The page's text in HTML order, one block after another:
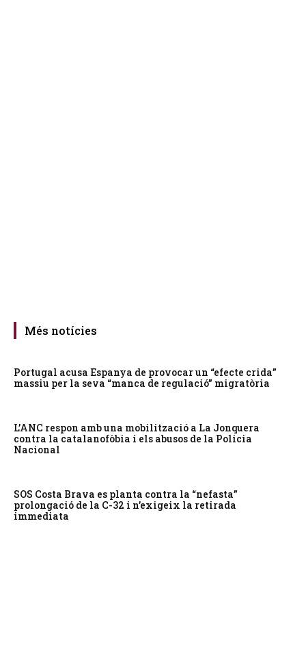
Més notícies
Portugal acusa Espanya de provocar un “efecte crida”
massiu per la seva “manca de regulació” migratòria
L’ANC respon amb una mobilització a La Jonquera
contra la catalanofòbia i els abusos de la Policia
Nacional
SOS Costa Brava es planta contra la “nefasta”
prolongació de la C-32 i n’exigeix la retirada
immediata